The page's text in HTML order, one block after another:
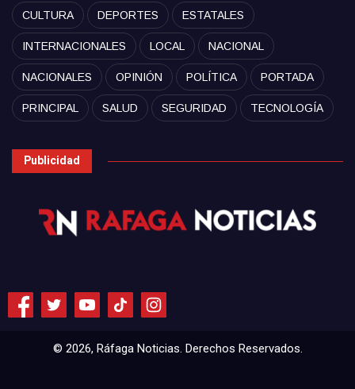
CULTURA DEPORTES ESTATALES
INTERNACIONALES LOCAL NACIONAL
NACIONALES OPINIÓN POLÍTICA PORTADA
PRINCIPAL SALUD SEGURIDAD TECNOLOGÍA
Publicidad
© 2026, Ráfaga Noticias. Derechos Reservados.